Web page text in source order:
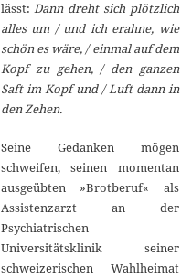
lässt: Dann dreht sich plötzlich
alles um / und ich erahne, wie
schön es wäre, / einmal auf dem
Kopf zu gehen, / den ganzen
Saft im Kopf und / Luft dann in
den Zehen.
Seine Gedanken mögen
schweifen, seinen momentan
ausgeübten »Brotberuf« als
Assistenzarzt an der
Psychiatrischen
Universitätsklinik seiner
schweizerischen Wahlheimat